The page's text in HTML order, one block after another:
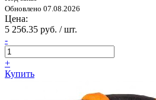
Обновлено 07.08.2026
Цена:
5 256.35 руб. / шт.
-
+
Купить